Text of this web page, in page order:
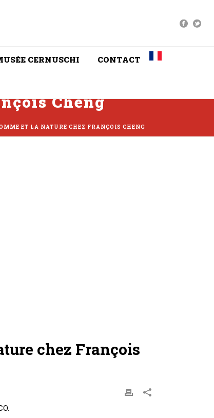
CERNUSCHI CONTACT
Cheng
ET LA NATURE CHEZ FRANÇOIS CHENG
chez François